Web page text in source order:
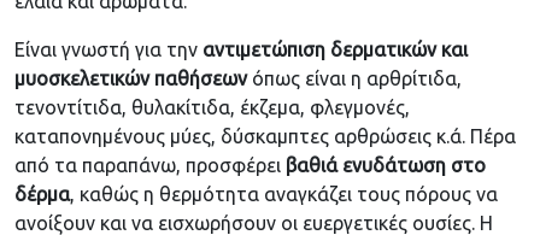
Είναι γνωστή για την αντιμετώπιση δερματικών και
μυοσκελετικών παθήσεωνόπως είναι η αρθρίτιδα,
τενοντίτιδα, θυλακίτιδα, έκζεμα, φλεγμονές,
καταπονημένους μύες, δύσκαμπτες αρθρώσεις κ.ά. Πέρα
από τα παραπάνω, προσφέρει βαθιά ενυδάτωση στο
δέρμα, καθώς η θερμότητα αναγκάζει τους πόρους να
ανοίξουν και να εισχωρήσουν οι ευεργετικές ουσίες. Η